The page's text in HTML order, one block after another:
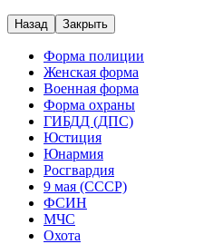
Назад Закрыть
Форма полиции
Женская форма
Военная форма
Форма охраны
ГИБДД (ДПС)
Юстиция
Юнармия
Росгвардия
9 мая (СССР)
ФСИН
МЧС
Охота